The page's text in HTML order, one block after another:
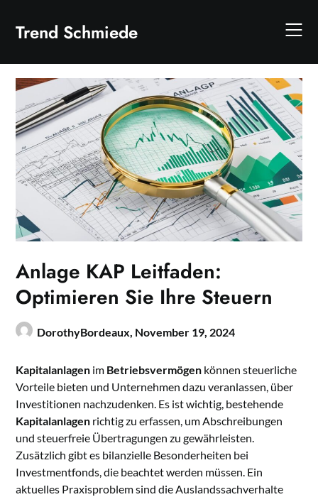
content
Trend Schmiede
Anlage KAP Leitfaden:
Optimieren Sie Ihre Steuern
DorothyBordeaux, November 19, 2024
Kapitalanlagen im Betriebsvermögen können steuerliche
Vorteile bieten und Unternehmen dazu veranlassen, über
Investitionen nachzudenken. Es ist wichtig, bestehende
Kapitalanlagen richtig zu erfassen, um Abschreibungen
und steuerfreie Übertragungen zu gewährleisten.
Zusätzlich gibt es bilanzielle Besonderheiten bei
Investmentfonds, die beachtet werden müssen. Ein
aktuelles Praxisproblem sind die Auslandssachverhalte